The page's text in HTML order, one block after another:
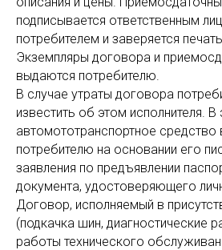
подписывается ответственным
потребителем и заверяется
Экземпляры договора и
выдаются потребителю.
В случае утраты договора
известить об этом исполнителя. В
автомототранспортное средство
потребителю на основании его
заявления по предъявлении
документа, удостоверяющего
Договор, исполняемый в
(подкачка шин, диагностические
работы технического